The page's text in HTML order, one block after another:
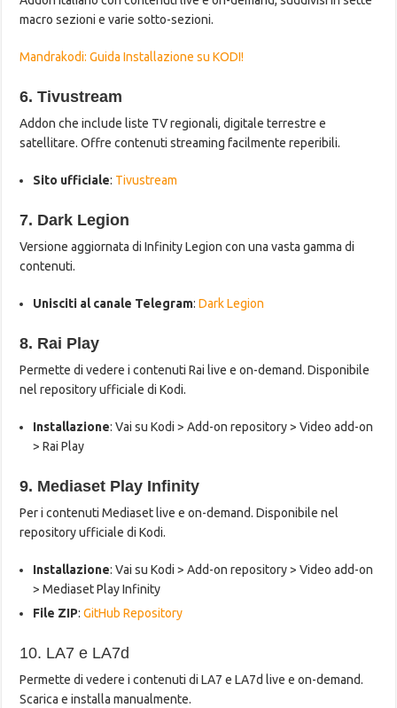
macro sezioni e varie sotto-sezioni.
Mandrakodi: Guida Installazione su KODI!
6. Tivustream
Addon che include liste TV regionali, digitale terrestre e
satellitare. Offre contenuti streaming facilmente reperibili.
Sito ufficiale: Tivustream
7. Dark Legion
Versione aggiornata di Infinity Legion con una vasta gamma di
contenuti.
Unisciti al canale Telegram:Dark Legion
8. Rai Play
Permette di vedere i contenuti Rai live e on-demand. Disponibile
nel repository ufficiale di Kodi.
Installazione: Vai su Kodi > Add-on repository > Video add-on
> Rai Play
9. Mediaset Play Infinity
Per i contenuti Mediaset live e on-demand. Disponibile nel
repository ufficiale di Kodi.
Installazione: Vai su Kodi > Add-on repository > Video add-on
> Mediaset Play Infinity
File ZIP:GitHub Repository
10. LA7 e LA7d
Permette di vedere i contenuti di LA7 e LA7d live e on-demand.
Scarica e installa manualmente.